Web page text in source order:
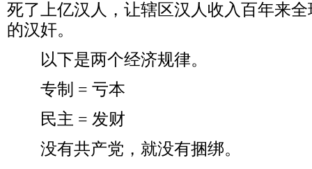
死了上亿汉人，让辖区汉人收入百年来
的汉奸。
以下是两个经济规律。
专制 = 亏本
民主 = 发财
没有共产党，就没有捆绑。